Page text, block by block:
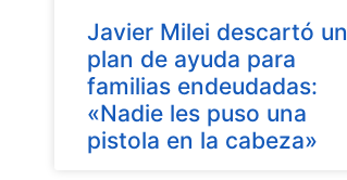
Javier Milei descartó un
plan de ayuda para
familias endeudadas:
«Nadie les puso una
pistola en la cabeza»